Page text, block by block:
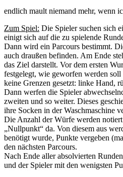
endlich mault niemand mehr, wenn
Zum Spiel: Die Spieler suchen sich
einigt sich auf die zu spielende
Dann wird ein Parcours bestimmt.
auch draußen befinden. Am Ende
das Ziel darstellt. Vor dem ersten
festgelegt, wie geworfen werden
keine Grenzen gesetzt: linke Hand,
Dann werfen die Spieler
zweiten und so weiter. Dieses
ihre Socken in der Waschmaschine
Die Anzahl der Würfe werden
„Nullpunkt“ da. Von diesem aus
benötigt wurde, Punkte vergeben
den nächsten Parcours.
Nach Ende aller absolvierten
und der Spieler mit den wenigsten